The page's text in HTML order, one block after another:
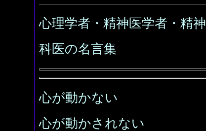
心理学者・精神医学者・精神
科医の名言集
心が動かない
心が動かされない